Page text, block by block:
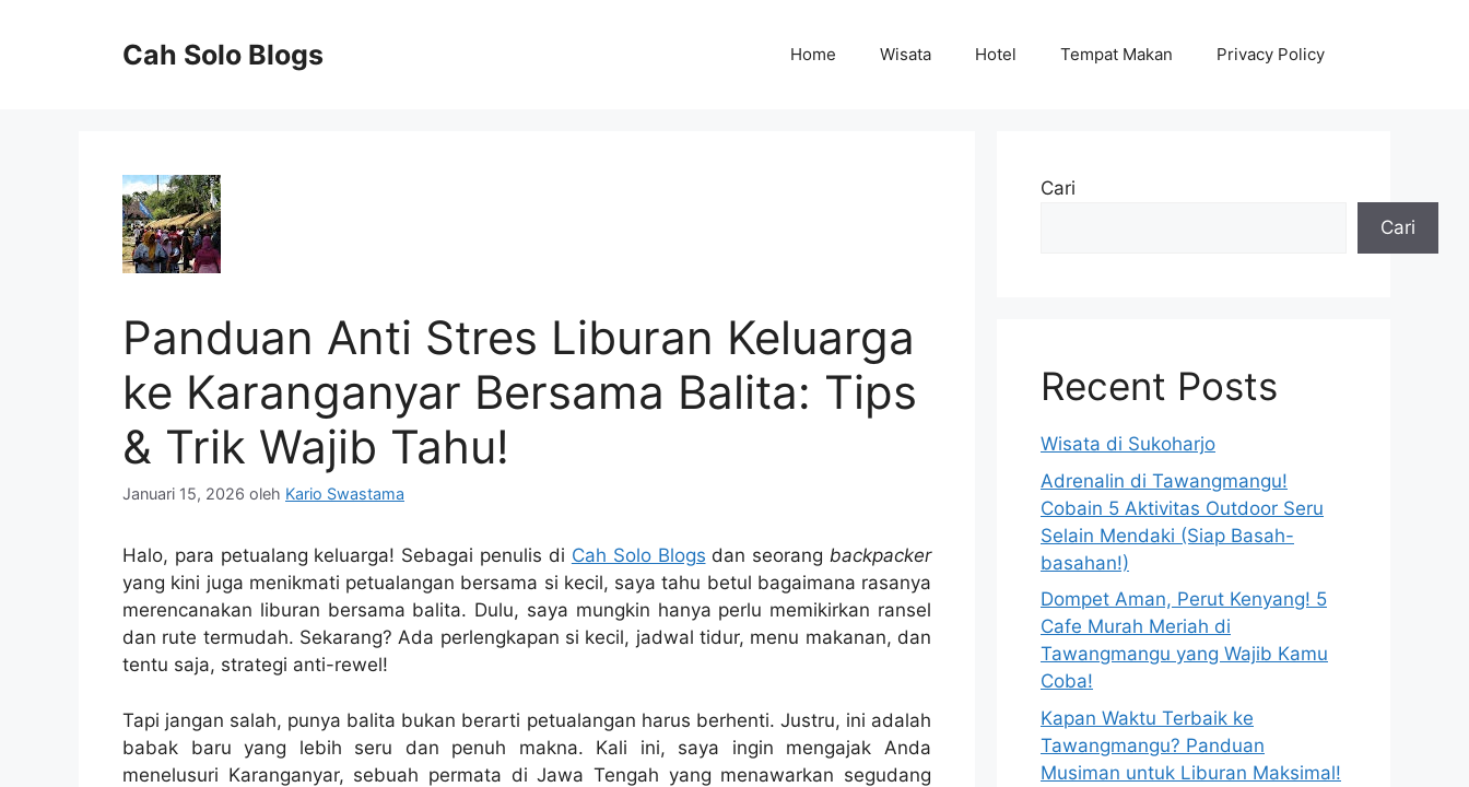
Cah Solo Blogs Home Wisata Hotel Tempat Makan Privacy Policy
Panduan Anti Stres Liburan Keluarga
ke Karanganyar Bersama Balita: Tips
& Trik Wajib Tahu!
Januari 15, 2026 oleh Kario Swastama
Halo, para petualang keluarga! Sebagai penulis di Cah Solo Blogs dan seorangbackpacker
yang kini juga menikmati petualangan bersama si kecil, saya tahu betul bagaimana rasanya
merencanakan liburan bersama balita. Dulu, saya mungkin hanya perlu memikirkan ransel
dan rute termudah. Sekarang? Ada perlengkapan si kecil, jadwal tidur, menu makanan, dan
tentu saja, strategi anti-rewel!
Tapi jangan salah, punya balita bukan berarti petualangan harus berhenti. Justru, ini adalah
babak baru yang lebih seru dan penuh makna. Kali ini, saya ingin mengajak Anda
menelusuri Karanganyar, sebuah permata di Jawa Tengah yang menawarkan segudang
Cari
Cari
Recent Posts
Wisata di Sukoharjo
Adrenalin di Tawangmangu!
Cobain 5 Aktivitas Outdoor Seru
Selain Mendaki (Siap Basah-
basahan!)
Dompet Aman, Perut Kenyang! 5
Cafe Murah Meriah di
Tawangmangu yang Wajib Kamu
Coba!
Kapan Waktu Terbaik ke
Tawangmangu? Panduan
Musiman untuk Liburan Maksimal!